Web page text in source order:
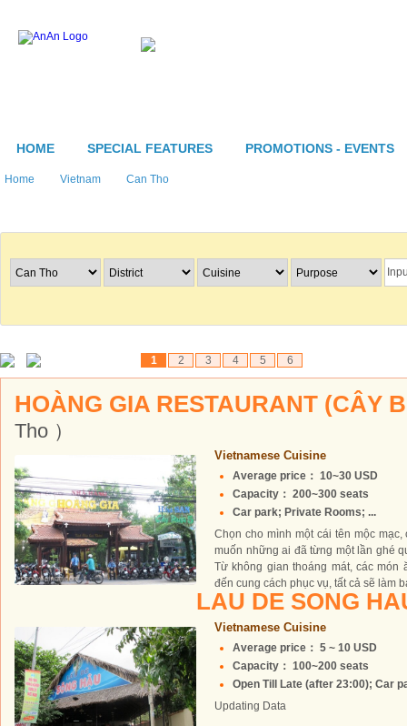
HOME SPECIAL FEATURES PROMOTIONS - EVENTS
Home Vietnam Can Tho
1 2 3 4 5 6
HOÀNG GIA RESTAURANT (CÂY
Tho ）
Vietnamese Cuisine
Average price： 10~30 USD
Capacity： 200~300 seats
Car park; Private Rooms; ...
Chọn cho mình một cái tên mộc
muốn những ai đã từng một lần ghé
Từ không gian thoáng mát, các
đến cung cách phục vụ, tất cả sẽ làm
LAU DE SONG
Vietnamese Cuisine
Average price： 5 ~ 10 USD
Capacity： 100~200 seats
Open Till Late (after 23:00); Car
Updating Data